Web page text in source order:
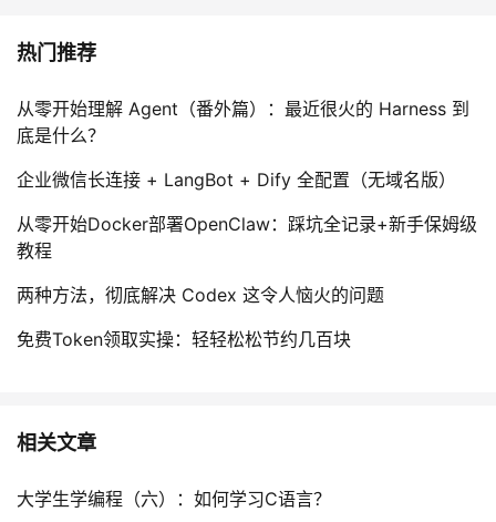
热门推荐
从零开始理解 Agent（番外篇）：最近很火的 Harness 到
底是什么？
企业微信长连接 + LangBot + Dify 全配置（无域名版）
从零开始Docker部署OpenClaw：踩坑全记录+新手保姆级
教程
两种方法，彻底解决 Codex 这令人恼火的问题
免费Token领取实操：轻轻松松节约几百块
相关文章
大学生学编程（六）：如何学习C语言？